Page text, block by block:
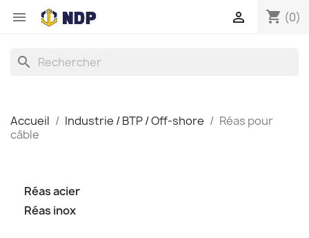
 shopping_cart (0)

search
Accueil Industrie / BTP / Off-shore
Réas pour
câble
Réas acier
Réas inox